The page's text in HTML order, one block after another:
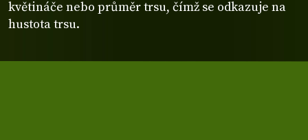
květináče nebo průměr trsu, čímž se odkazuje na
hustota trsu.